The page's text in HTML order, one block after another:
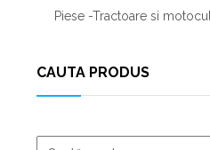
Piese -Tractoare si
CAUTA PRODUS
Caută